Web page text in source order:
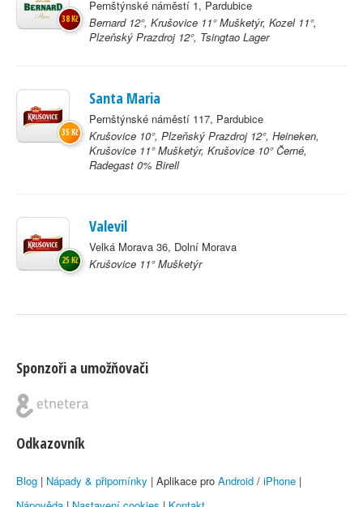
Pernštýnské náměstí 1, Pardubice
Bernard 12°, Krušovice 11° Mušketýr, Kozel 11°,
Plzeňský Prazdroj 12°, Tsingtao Lager
38 Kč
Santa Maria
Pernštýnské náměstí 117, Pardubice
Krušovice 10°, Plzeňský Prazdroj 12°, Heineken,
Krušovice 11° Mušketýr, Krušovice 10° Černé,
Radegast 0% Birell
35 Kč
Valevil
Velká Morava 36, Dolní Morava
Krušovice 11° Mušketýr
25 Kč
Sponzoři a umožňovači
Odkazovník
Blog | Nápady & připomínky | Aplikace pro Android / iPhone |